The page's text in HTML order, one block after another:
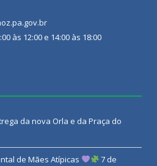
às 12:00 e 14:00 às 18:00
da nova Orla e da Praça do
de Mães Atípicas
7 de